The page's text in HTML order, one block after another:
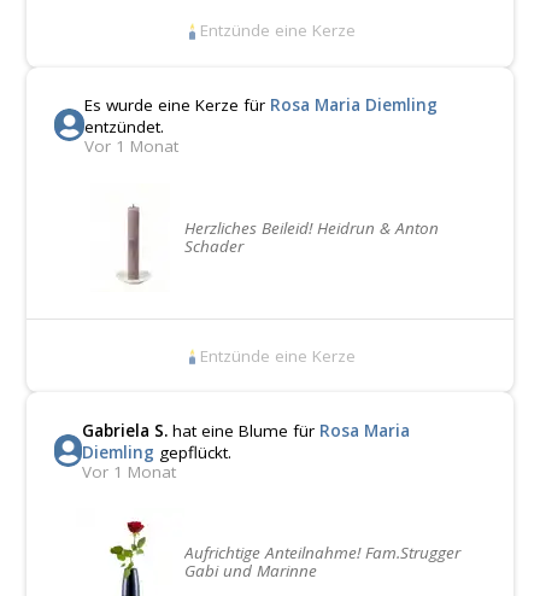
Entzünde eine Kerze
Es wurde eine Kerze für Rosa Maria Diemling
entzündet.
Vor 1 Monat
Herzliches Beileid! Heidrun & Anton
Schader
Entzünde eine Kerze
Gabriela S.hat eine Blume für Rosa Maria
Diemling gepflückt.
Vor 1 Monat
Aufrichtige Anteilnahme! Fam.Strugger
Gabi und Marinne